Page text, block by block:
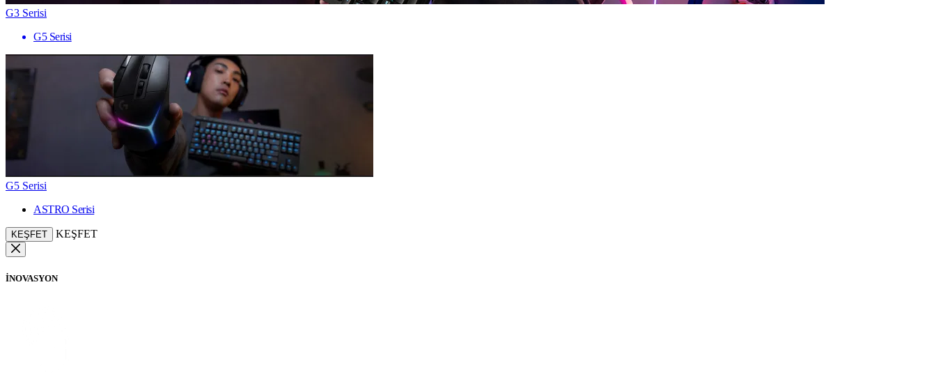
G3 Serisi
G5 Serisi
G5 Serisi
ASTRO Serisi
KEŞFET KEŞFET
İNOVASYON